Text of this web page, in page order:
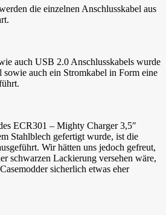
die einzelnen Anschlusskabel aus
auch USB 2.0 Anschlusskabels wurde
auch ein Stromkabel in Form eine
ECR301 – Mighty Charger 3,5″
Stahlblech gefertigt wurde, ist die
Wir hätten uns jedoch gefreut,
schwarzen Lackierung versehen wäre,
sicherlich etwas eher